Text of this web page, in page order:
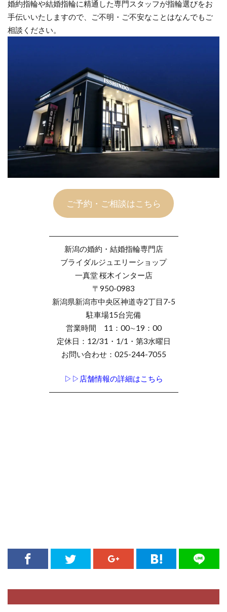
婚約指輪や結婚指輪に精通した専門スタッフが指輪選びをお
手伝いいたしますので、ご不明・ご不安なことはなんでもご
相談ください。
ご予約・ご相談はこちら
―――――――――――――――――
新潟の婚約・結婚指輪専門店
ブライダルジュエリーショップ
一真堂 桜木インター店
〒950-0983
新潟県新潟市中央区神道寺2丁目7-5
駐車場15台完備
営業時間 11：00∼19：00
定休日：12/31・1/1・第3水曜日
お問い合わせ：025-244-7055
▷▷店舗情報の詳細はこちら
―――――――――――――――――